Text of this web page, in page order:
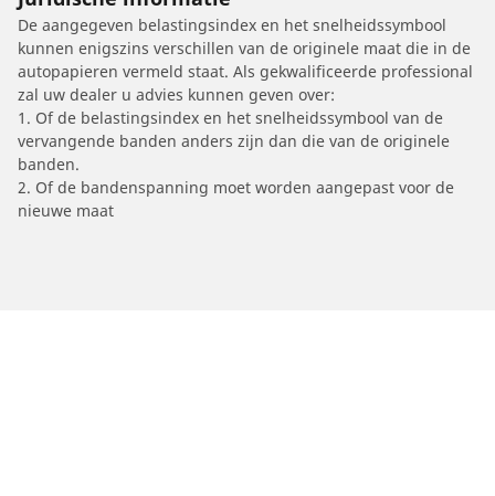
De aangegeven belastingsindex en het snelheidssymbool
kunnen enigszins verschillen van de originele maat die in de
autopapieren vermeld staat. Als gekwalificeerde professional
zal uw dealer u advies kunnen geven over:
1. Of de belastingsindex en het snelheidssymbool van de
vervangende banden anders zijn dan die van de originele
banden.
2. Of de bandenspanning moet worden aangepast voor de
nieuwe maat